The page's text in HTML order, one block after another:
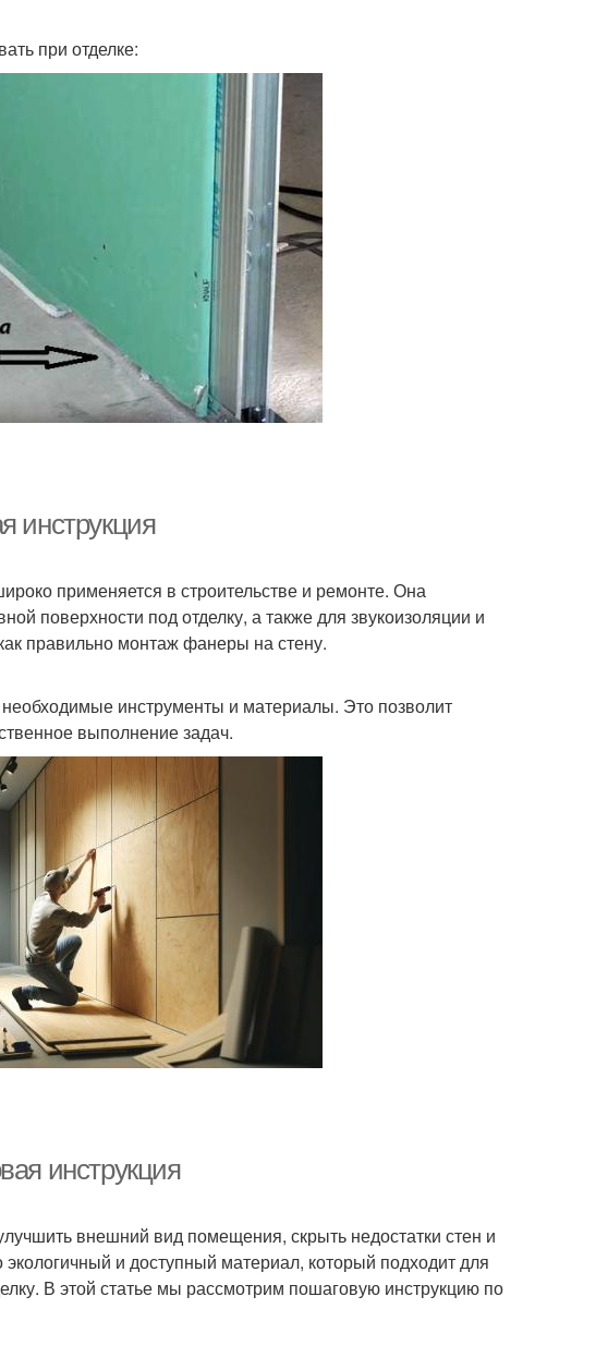
при отделке:
инструкция
применяется в строительстве и ремонте. Она
поверхности под отделку, а также для звукоизоляции и
правильно монтаж фанеры на стену.
инструменты и материалы. Это позволит
выполнение задач.
инструкция
внешний вид помещения, скрыть недостатки стен и
и доступный материал, который подходит для
В этой статье мы рассмотрим пошаговую инструкцию по